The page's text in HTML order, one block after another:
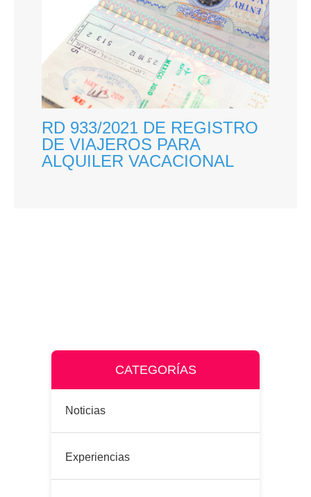
RD 933/2021 DE REGISTRO
DE VIAJEROS PARA
ALQUILER VACACIONAL
CATEGORÍAS
Noticias
Experiencias